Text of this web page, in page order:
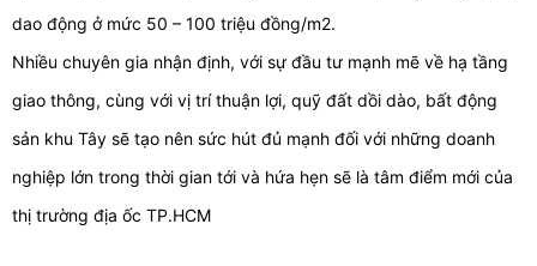
dao động ở mức 50 – 100 triệu đồng/m2.
Nhiều chuyên gia nhận định, với sự đầu tư mạnh mẽ về hạ tầng
giao thông, cùng với vị trí thuận lợi, quỹ đất dồi dào, bất động
sản khu Tây sẽ tạo nên sức hút đủ mạnh đối với những doanh
nghiệp lớn trong thời gian tới và hứa hẹn sẽ là tâm điểm mới của
thị trường địa ốc TP.HCM